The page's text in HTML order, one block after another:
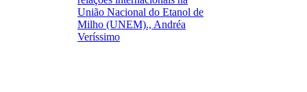
União Nacional do Etanol de
Milho (UNEM)., Andréa
Veríssimo